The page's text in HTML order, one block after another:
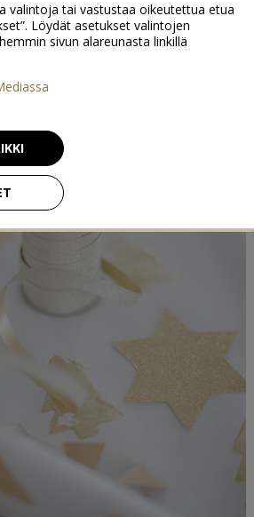
odotuksen tunteella ja aikoo nauttia koko
adventinajasta.
valintoja tai vastustaa oikeutettua etua
Löydät asetukset valintojen
sivun alareunasta linkillä